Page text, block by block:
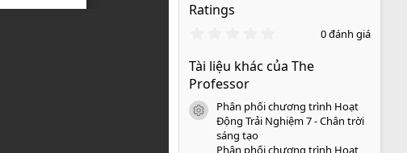
Ratings
0
0
o
0 đánh giá
Tài liệu khác của The
Professor
icon tài liệu
Phân phối chương trình Hoạt
Động Trải Nghiệm 7 - Chân trời
sáng tạo
Phân phối chương trình Hoạt